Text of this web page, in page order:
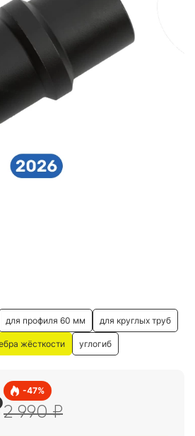
для профиля 60 мм для круглых труб
жёсткости углогиб
-47%
2 990₽